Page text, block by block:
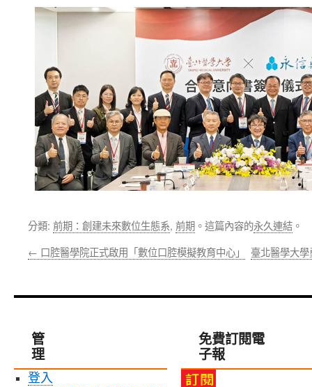
分類: 前期：創建未來數位生態系, 前期 。這篇內容的永久連結 。
← 口腔醫學院正式啟用「數位口腔模擬教育中心」 臺北醫學大
管
理
登入
免費訂閱電
子報